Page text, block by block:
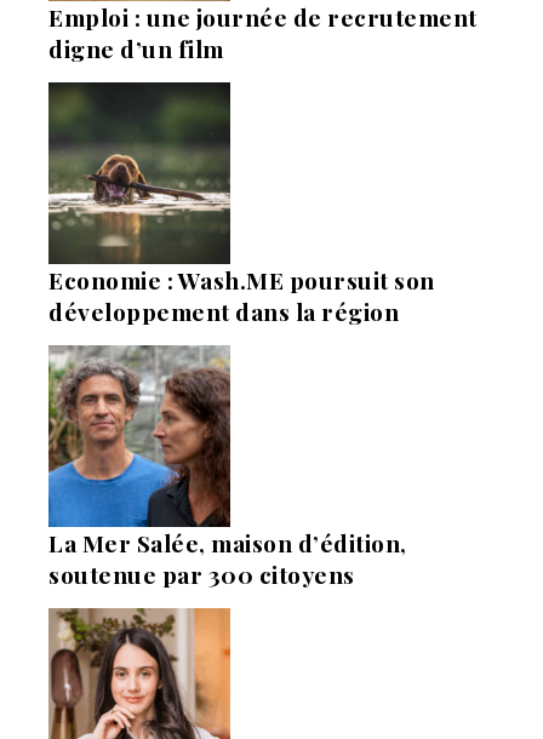
Emploi : une journée de recrutement
digne d’un film
Economie : Wash.ME poursuit son
développement dans la région
La Mer Salée, maison d’édition,
soutenue par 300 citoyens